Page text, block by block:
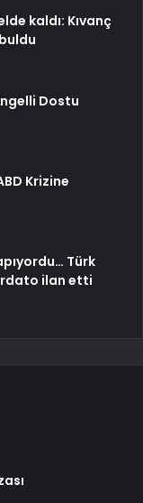
kaldı: Kıvanç
Dostu
Krizine
Türk
ilan etti